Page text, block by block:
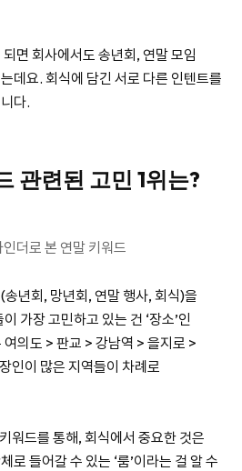
면 회사에서도 송년회, 연말 모임
데요. 회식에 담긴 서로 다른 인텐트를
다.
관련된 고민 1위는?
더로 본 연말 키워드
년회, 망년회, 연말 행사, 회식)을
가장 고민하고 있는 건 ‘장소’인
의도 > 판교 > 강남역 > 을지로 >
인이 많은 지역들이 차례로
워드를 통해, 회식에서 중요한 것은
로 들어갈 수 있는 ‘룸’이라는 걸 알 수